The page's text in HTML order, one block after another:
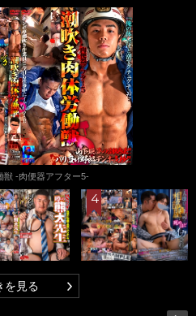
【TUBEオリジナル】 裸
惑する。 Part.07
続